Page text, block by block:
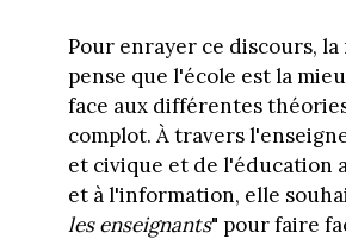
Pour enrayer ce discours,
pense que l'école est la
face aux différentes
complot. À travers
et civique et de l'éducation
et à l'information, elle
les enseignants" pour faire